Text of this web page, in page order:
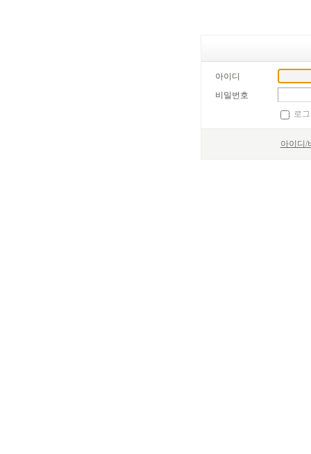
아이디
비밀번호
로
아이디/